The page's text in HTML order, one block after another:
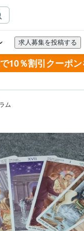
10％割引クーポン
ム